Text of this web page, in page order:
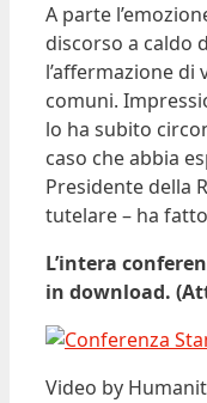
A parte
discorso a caldo
l’affermazione
comuni.
lo ha subito
caso che abbia
Presidente della
tutelare – ha
L’intera
in download.
Video by